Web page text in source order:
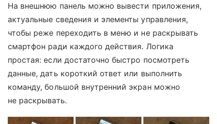
На внешнюю панель можно вывести приложения,
актуальные сведения и элементы управления,
чтобы реже переходить в меню и не раскрывать
смартфон ради каждого действия. Логика
простая: если достаточно быстро посмотреть
данные, дать короткий ответ или выполнить
команду, большой внутренний экран можно
не раскрывать.